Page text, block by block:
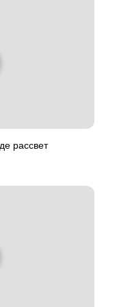
рассвет